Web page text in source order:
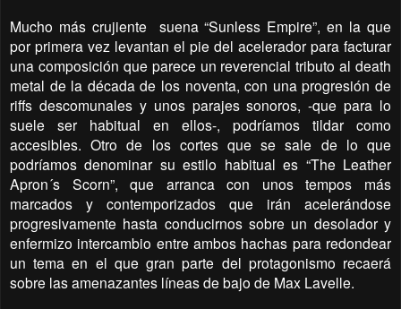
Mucho más crujiente suena “Sunless Empire”, en la que
por primera vez levantan el pie del acelerador para facturar
una composición que parece un reverencial tributo al death
metal de la década de los noventa, con una progresión de
riffs descomunales y unos parajes sonoros, -que para lo
suele ser habitual en ellos-, podríamos tildar como
accesibles. Otro de los cortes que se sale de lo que
podríamos denominar su estilo habitual es “The Leather
Apron´s Scorn”, que arranca con unos tempos más
marcados y contemporizados que irán acelerándose
progresivamente hasta conducirnos sobre un desolador y
enfermizo intercambio entre ambos hachas para redondear
un tema en el que gran parte del protagonismo recaerá
sobre las amenazantes líneas de bajo de Max Lavelle.